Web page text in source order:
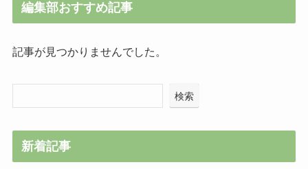
編集部おすすめ記事
記事が見つかりませんでした。
検索
新着記事